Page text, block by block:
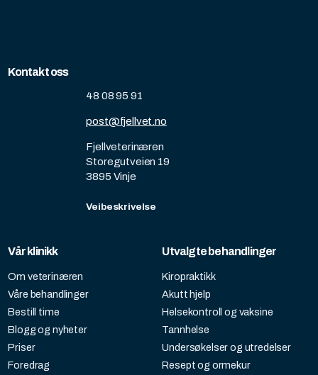
Kontakt oss
48 08 95 91
post@fjellvet.no
Fjellveterinæren
Storegutveien 19
3895 Vinje
Veibeskrivelse
Vår klinikk
Om veterinæren
Våre behandlinger
Bestill time
Blogg og nyheter
Priser
Foredrag
Utvalgte behandlinger
Kiropraktikk
Akutt hjelp
Helsekontroll og vaksine
Tannhelse
Undersøkelser og utredelser
Resept og ormekur